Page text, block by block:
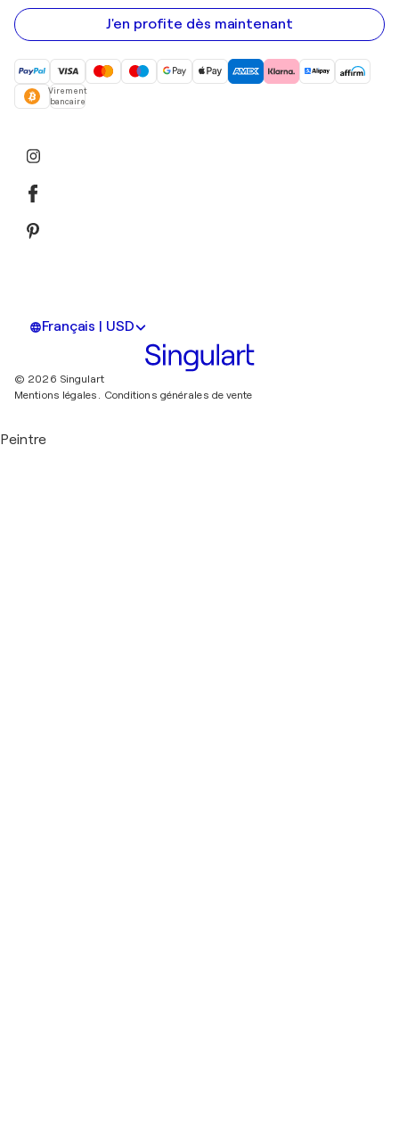
e-
mail
J'en profite dès maintenant
Virement
bancaire
Français | USD
© 2026 Singulart
Mentions légales. Conditions générales de vente
Peintre